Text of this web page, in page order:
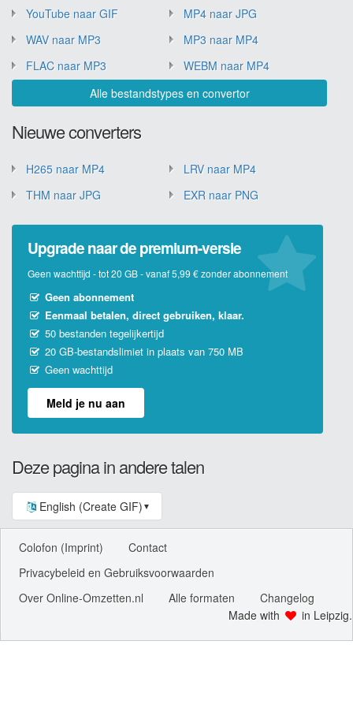
YouTube naar GIF
MP4 naar JPG
WAV naar MP3
MP3 naar MP4
FLAC naar MP3
WEBM naar MP4
Alle bestandstypes en convertor
Nieuwe converters
H265 naar MP4
LRV naar MP4
THM naar JPG
EXR naar PNG
Upgrade naar de premium-versie
Geen wachttijd - tot 20 GB - vanaf 5,99 € zonder abonnement
Geen abonnement
Eenmaal betalen, direct gebruiken, klaar.
50 bestanden tegelijkertijd
20 GB-bestandslimiet in plaats van 750 MB
Geen wachttijd
Meld je nu aan
Deze pagina in andere talen
English (Create GIF) ▼
Colofon (Imprint)
Contact
Privacybeleid en Gebruiksvoorwaarden
Over Online-Omzetten.nl
Alle formaten
Changelog
Made with
in Leipzig.